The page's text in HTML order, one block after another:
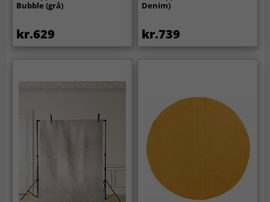
Bubble (grå)
kr.629
Denim)
kr.739